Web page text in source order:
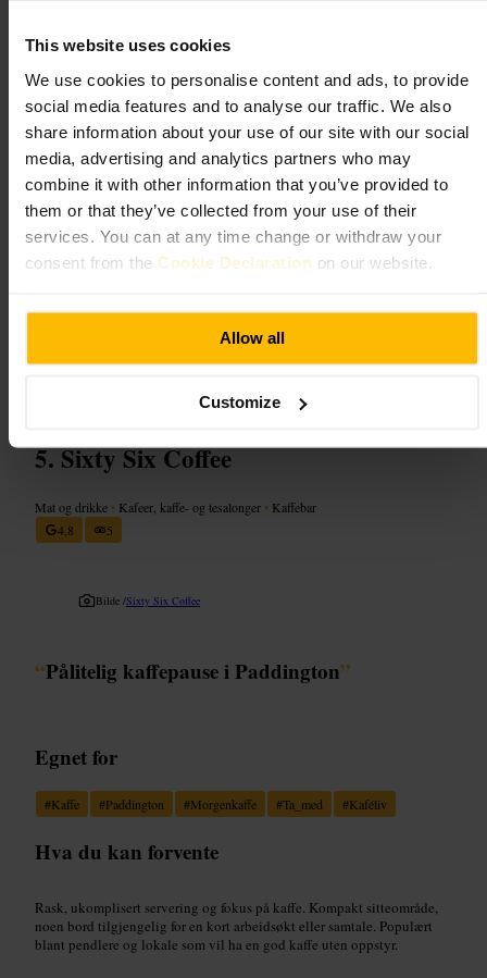
This website uses cookies
We use cookies to personalise content and ads, to provide
social media features and to analyse our traffic. We also
share information about your use of our site with our social
media, advertising and analytics partners who may
combine it with other information that you’ve provided to
them or that they’ve collected from your use of their
services. You can at any time change or withdraw your
consent from the Cookie Declaration on our website.
Allow all
Customize
Hva du kan forvente
Orden ved disken, rask utlevering og et klart kaffefokus. Du finner
espresso, filter og kaldbrygg, samt alternativer med plantebasert melk.
Sitteplasser er begrenset, så mange gjester velger takeaway.
Planlegg ditt besøk
jobber, finn et vindusbord for naturlig lys og en kort arbeidsøkt.
urce=ExtNet&utm_medium=Yext
Sixty Six Coffee
Mat og drikke • Kafeer, kaffe- og tesalonger • Kaffebar
4,8
5
Bilde /Sixty Six Coffee
“Pålitelig kaffepause i Paddington”
Egnet for
#Kaffe #Paddington #Morgenkaffe #Ta_med #Kaféliv
Hva du kan forvente
Rask, ukomplisert servering og fokus på kaffe. Kompakt sitteområde,
noen bord tilgjengelig for en kort arbeidsøkt eller samtale. Populært
blant pendlere og lokale som vil ha en god kaffe uten oppstyr.